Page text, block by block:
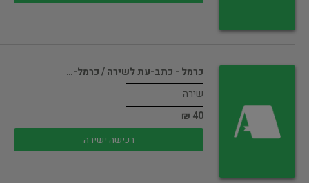
כרמל - כתב-עת לשירה / כרמל-…
שירה
40 ₪
רכישה ישירה